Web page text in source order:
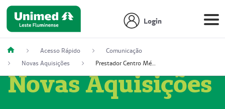
Login
Acesso Rápido
Comunicação
Novas Aquisições
Prestador Centro Médico Vitória Ltda, 51004350-4: Centro Médico Vitória Ltda (Nome Fantasia: Policlínica Master)
Novas Aquisições